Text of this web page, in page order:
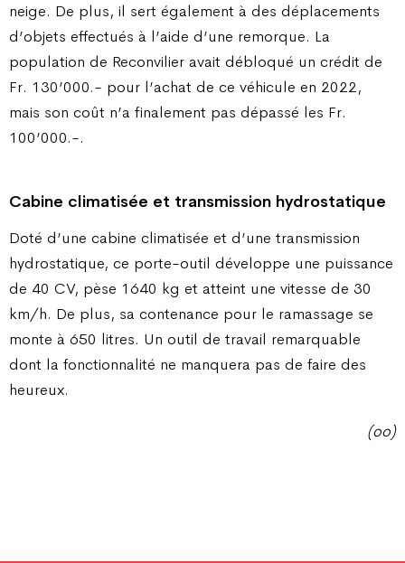
neige. De plus, il sert également à des déplacements
d’objets effectués à l’aide d’une remorque. La
population de Reconvilier avait débloqué un crédit de
Fr. 130’000.- pour l’achat de ce véhicule en 2022,
mais son coût n’a finalement pas dépassé les Fr.
100’000.-.
Cabine climatisée et transmission hydrostatique
Doté d’une cabine climatisée et d’une transmission
hydrostatique, ce porte-outil développe une puissance
de 40 CV, pèse 1640 kg et atteint une vitesse de 30
km/h. De plus, sa contenance pour le ramassage se
monte à 650 litres. Un outil de travail remarquable
dont la fonctionnalité ne manquera pas de faire des
heureux.
(oo)